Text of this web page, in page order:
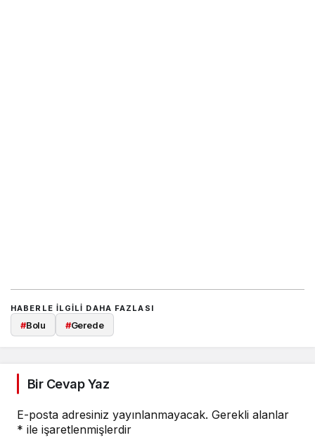
HABERLE ILGILI DAHA FAZLASI
#Bolu #Gerede
Bir Cevap Yaz
E-posta adresiniz yayınlanmayacak. Gerekli alanlar
* ile işaretlenmişlerdir